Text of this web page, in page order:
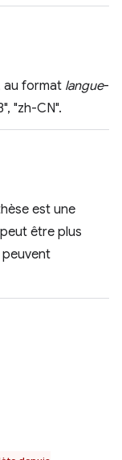
au format langue-
"zh-CN".
est une
être plus